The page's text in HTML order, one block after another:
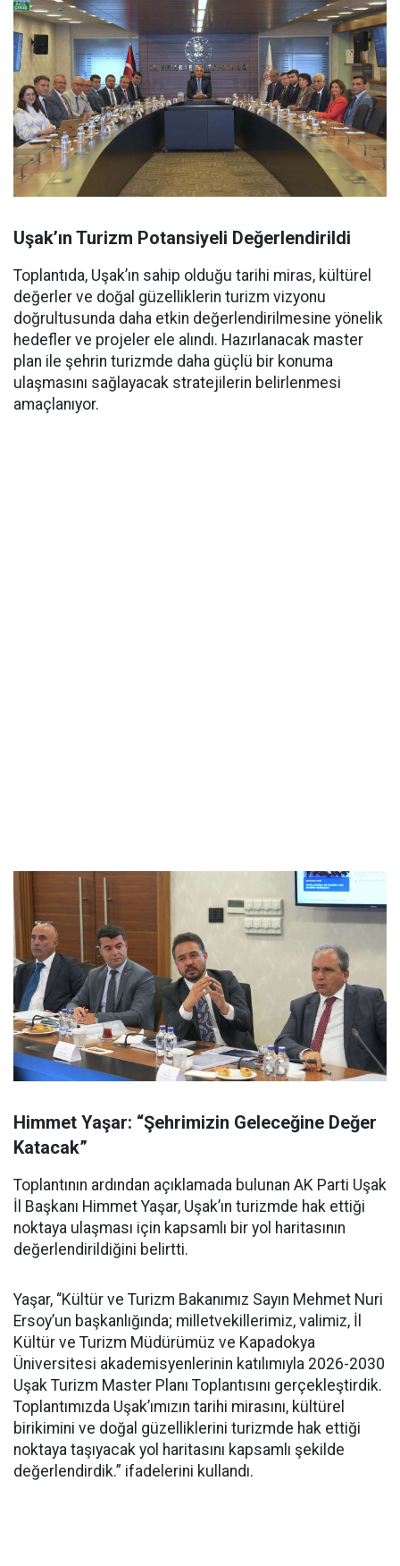
Uşak’ın Turizm Potansiyeli Değerlendirildi
Toplantıda, Uşak’ın sahip olduğu tarihi miras, kültürel
değerler ve doğal güzelliklerin turizm vizyonu
doğrultusunda daha etkin değerlendirilmesine yönelik
hedefler ve projeler ele alındı. Hazırlanacak master
plan ile şehrin turizmde daha güçlü bir konuma
ulaşmasını sağlayacak stratejilerin belirlenmesi
amaçlanıyor.
Himmet Yaşar: “Şehrimizin Geleceğine Değer
Katacak”
Toplantının ardından açıklamada bulunan AK Parti Uşak
İl Başkanı Himmet Yaşar, Uşak’ın turizmde hak ettiği
noktaya ulaşması için kapsamlı bir yol haritasının
değerlendirildiğini belirtti.
Yaşar, “Kültür ve Turizm Bakanımız Sayın Mehmet Nuri
Ersoy’un başkanlığında; milletvekillerimiz, valimiz, İl
Kültür ve Turizm Müdürümüz ve Kapadokya
Üniversitesi akademisyenlerinin katılımıyla 2026-2030
Uşak Turizm Master Planı Toplantısını gerçekleştirdik.
Toplantımızda Uşak’ımızın tarihi mirasını, kültürel
birikimini ve doğal güzelliklerini turizmde hak ettiği
noktaya taşıyacak yol haritasını kapsamlı şekilde
değerlendirdik.” ifadelerini kullandı.